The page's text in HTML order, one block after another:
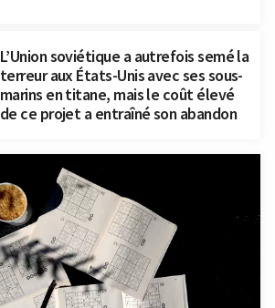
L’Union soviétique a autrefois semé la
terreur aux États-Unis avec ses sous-
marins en titane, mais le coût élevé
de ce projet a entraîné son abandon